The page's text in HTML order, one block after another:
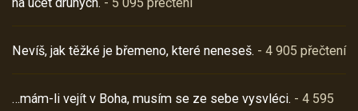
Nevíš, jak těžké je břemeno, které neneseš. - 4 905 přečtení
…mám-li vejít v Boha, musím se ze sebe vysvléci. - 4 595